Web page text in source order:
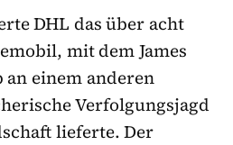
DHL das über acht
mit dem James
einem anderen
Verfolgungsjagd
lieferte. Der